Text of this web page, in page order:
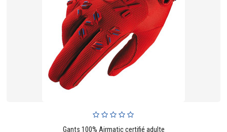
Gants 100% Airmatic certifié adulte